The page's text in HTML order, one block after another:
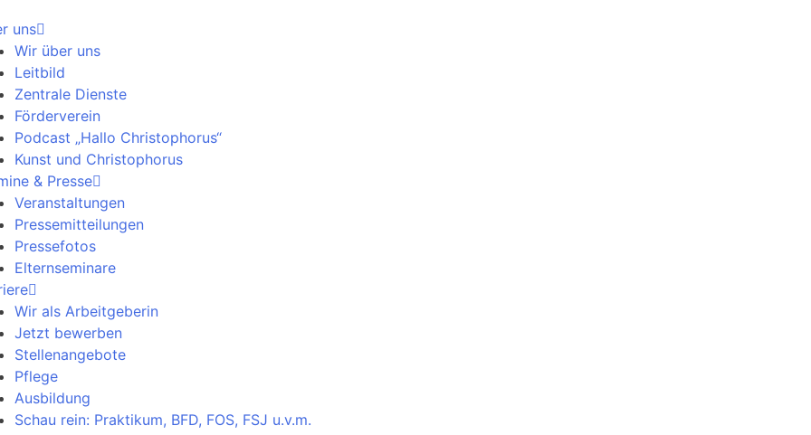
uns
Wir über uns
Leitbild
Zentrale Dienste
Förderverein
Podcast „Hallo Christophorus“
Kunst und Christophorus
& Presse
Veranstaltungen
Pressemitteilungen
Pressefotos
Elternseminare
Wir als Arbeitgeberin
Jetzt bewerben
Stellenangebote
Pflege
Ausbildung
Schau rein: Praktikum, BFD, FOS, FSJ u.v.m.